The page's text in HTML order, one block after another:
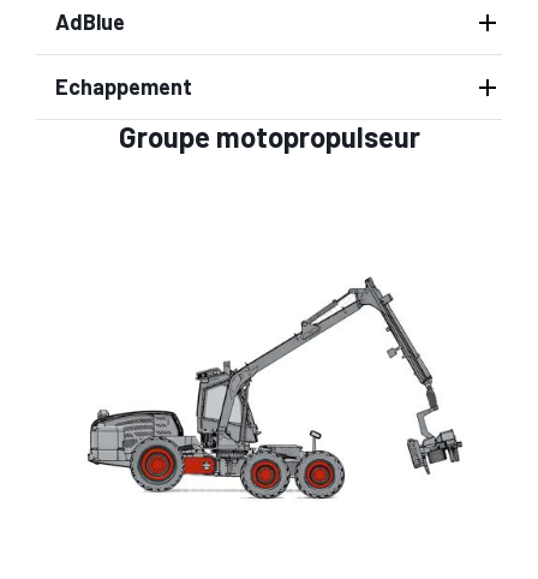
AdBlue
Echappement
Groupe motopropulseur